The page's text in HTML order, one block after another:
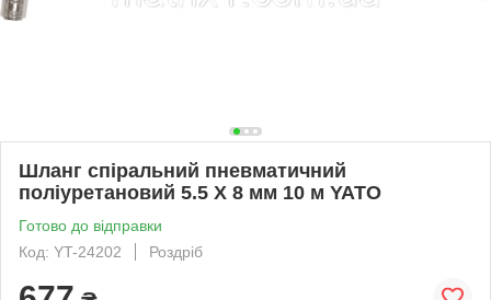
Шланг спіральний пневматичний
поліуретановий 5.5 Х 8 мм 10 м YATO
Готово до відправки
Код: YT-24202
Роздріб